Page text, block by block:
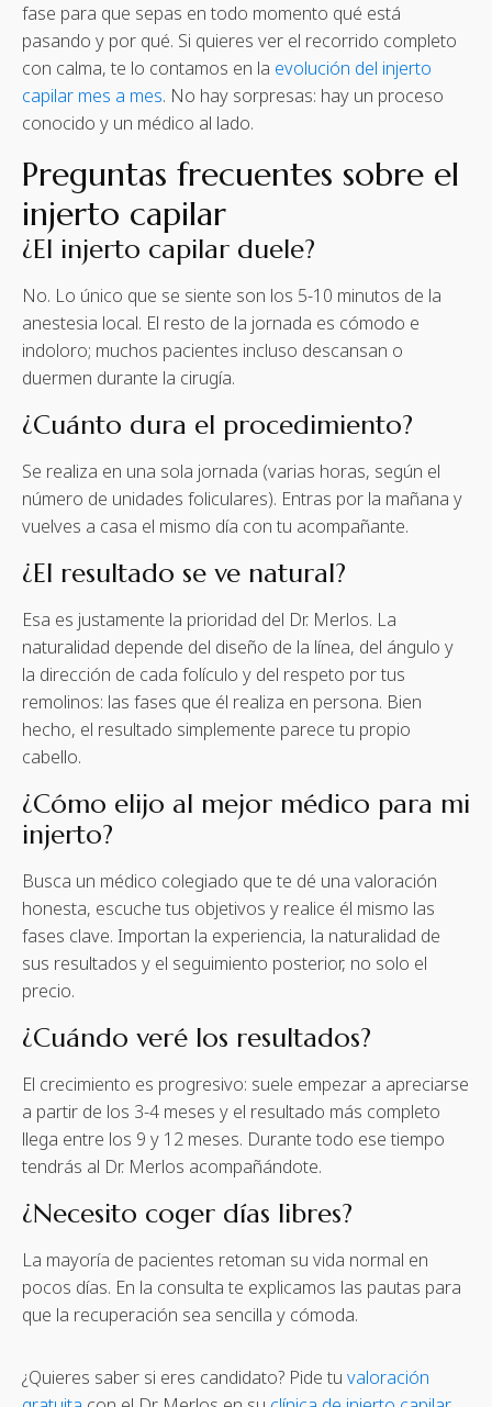
fase para que sepas en todo momento qué está
pasando y por qué. Si quieres ver el recorrido completo
con calma, te lo contamos en la evolución del injerto
capilar mes a mes. No hay sorpresas: hay un proceso
conocido y un médico al lado.
Preguntas frecuentes sobre el
injerto capilar
¿El injerto capilar duele?
No. Lo único que se siente son los 5-10 minutos de la
anestesia local. El resto de la jornada es cómodo e
indoloro; muchos pacientes incluso descansan o
duermen durante la cirugía.
¿Cuánto dura el procedimiento?
Se realiza en una sola jornada (varias horas, según el
número de unidades foliculares). Entras por la mañana y
vuelves a casa el mismo día con tu acompañante.
¿El resultado se ve natural?
Esa es justamente la prioridad del Dr. Merlos. La
naturalidad depende del diseño de la línea, del ángulo y
la dirección de cada folículo y del respeto por tus
remolinos: las fases que él realiza en persona. Bien
hecho, el resultado simplemente parece tu propio
cabello.
¿Cómo elijo al mejor médico para mi
injerto?
Busca un médico colegiado que te dé una valoración
honesta, escuche tus objetivos y realice él mismo las
fases clave. Importan la experiencia, la naturalidad de
sus resultados y el seguimiento posterior, no solo el
precio.
¿Cuándo veré los resultados?
El crecimiento es progresivo: suele empezar a apreciarse
a partir de los 3-4 meses y el resultado más completo
llega entre los 9 y 12 meses. Durante todo ese tiempo
tendrás al Dr. Merlos acompañándote.
¿Necesito coger días libres?
La mayoría de pacientes retoman su vida normal en
pocos días. En la consulta te explicamos las pautas para
que la recuperación sea sencilla y cómoda.
¿Quieres saber si eres candidato? Pide tu valoración